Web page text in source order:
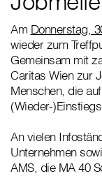
Am Donnerstag,
wieder zum
Gemeinsam mit
Caritas Wien zur
Menschen, die
(Wieder-
An vielen
Unternehmen
AMS, die MA 40